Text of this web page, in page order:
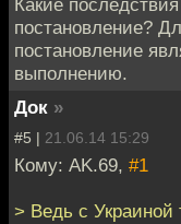
Какие
постановление?
постановление
выполнению.
Док »
#5 | 21.06.14 15:29
Кому: AK.69, #1
> Ведь с Украиной